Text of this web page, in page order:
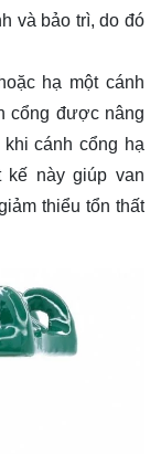
và bảo trì, do đó
hạ một cánh
cổng được nâng
cánh cổng hạ
kế này giúp van
thiểu tổn thất